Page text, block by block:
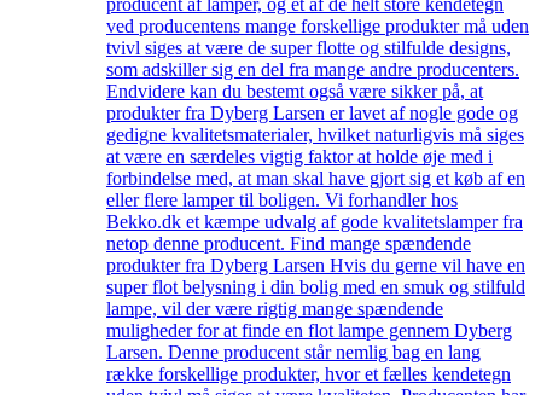
producent af lamper, og et af de helt store kendetegn
ved producentens mange forskellige produkter må uden
tvivl siges at være de super flotte og stilfulde designs,
som adskiller sig en del fra mange andre producenters.
Endvidere kan du bestemt også være sikker på, at
produkter fra Dyberg Larsen er lavet af nogle gode og
gedigne kvalitetsmaterialer, hvilket naturligvis må siges
at være en særdeles vigtig faktor at holde øje med i
forbindelse med, at man skal have gjort sig et køb af en
eller flere lamper til boligen. Vi forhandler hos
Bekko.dk et kæmpe udvalg af gode kvalitetslamper fra
netop denne producent. Find mange spændende
produkter fra Dyberg Larsen Hvis du gerne vil have en
super flot belysning i din bolig med en smuk og stilfuld
lampe, vil der være rigtig mange spændende
muligheder for at finde en flot lampe gennem Dyberg
Larsen. Denne producent står nemlig bag en lang
række forskellige produkter, hvor et fælles kendetegn